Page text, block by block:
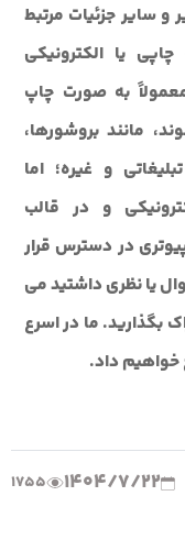
سایر جزئیات مرتبط
یا الکترونیکی
به صورت چاپ
مانند بروشورها،
و غیره؛ اما
و در قالب
در دسترس قرار
یا نظری داشتید می
بگذارید. ما در اسرع
خواهیم داد.
1404/7/22
1755